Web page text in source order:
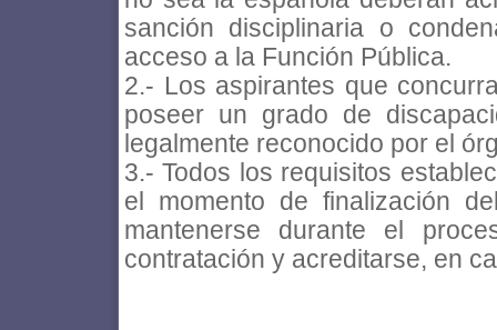
sanción disciplinaria o
acceso a la Función Pública.
2.- Los aspirantes que
poseer un grado de
legalmente reconocido por el
3.- Todos los requisitos
el momento de finalización
mantenerse durante el
contratación y acreditarse, en